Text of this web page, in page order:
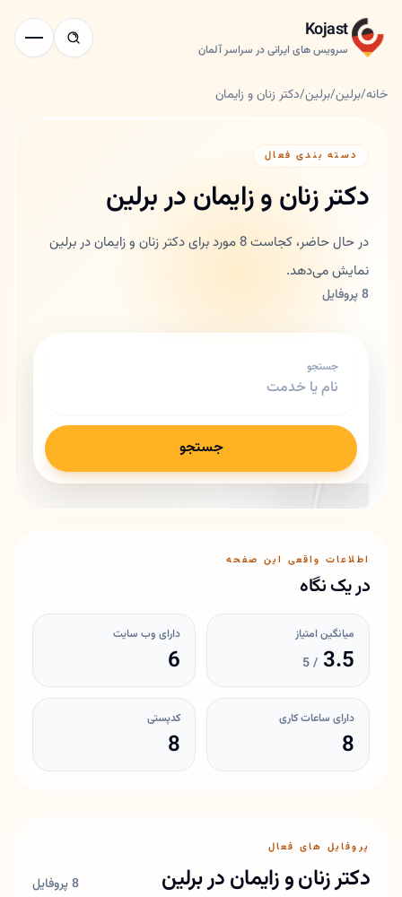
Kojast
سرویس های ایرانی در سراسر آلمان
خانه/برلین/برلین/دکتر زنان و زایمان
دسته بندی فعال
دکتر زنان و زایمان در برلین
در حال حاضر، کجاست 8 مورد برای دکتر زنان و زایمان در برلین
نمایش می‌دهد.
8 پروفایل
جستجو
جستجو
اطلاعات واقعی این صفحه
در یک نگاه
میانگین امتیاز
3.5
/ 5
دارای وب سایت
6
دارای ساعات کاری
8
کدپستی
8
پروفایل های فعال
دکتر زنان و زایمان در برلین 8 پروفایل